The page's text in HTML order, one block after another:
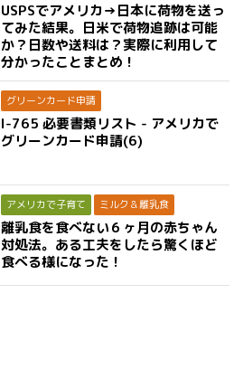
USPSでアメリカ→日本に荷物を送っ
てみた結果。日米で荷物追跡は可能
か？日数や送料は？実際に利用して
分かったことまとめ！
グリーンカード申請
I-765 必要書類リスト - アメリカで
グリーンカード申請(6)
アメリカで子育て ミルク＆離乳食
離乳食を食べない６ヶ月の赤ちゃん
対処法。ある工夫をしたら驚くほど
食べる様になった！